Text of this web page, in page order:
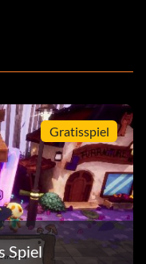
Gratisspiel
Spiel